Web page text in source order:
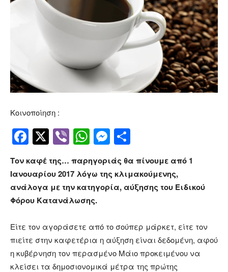
Κοινοποίηση :
Facebook
Twitter
ViberWhatsApp
Messenger
Τον καφέ της… παρηγοριάς θα πίνουμε από 1
Ιανουαρίου 2017 λόγω της κλιμακούμενης,
ανάλογα με την κατηγορία, αύξησης του Ειδικού
Φόρου Κατανάλωσης.
Είτε τον αγοράσετε από το σούπερ μάρκετ, είτε τον
πιείτε στην καφετέρια η αύξηση είναι δεδομένη, αφού
η κυβέρνηση τον περασμένο Μάιο προκειμένου να
κλείσει τα δημοσιονομικά μέτρα της πρώτης